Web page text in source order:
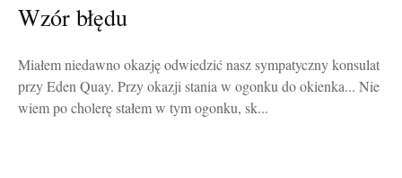
Wzór błędu
Miałem niedawno okazję odwiedzić nasz sympatyczny konsulat
przy Eden Quay. Przy okazji stania w ogonku do okienka... Nie
wiem po cholerę stałem w tym ogonku, sk...